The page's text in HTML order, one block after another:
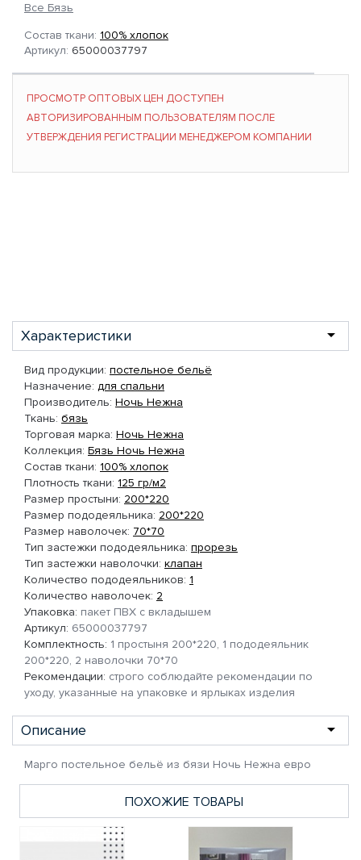
Все Бязь
Состав ткани: 100% хлопок
Артикул: 65000037797
ПРОСМОТР ОПТОВЫХ ЦЕН ДОСТУПЕН
АВТОРИЗИРОВАННЫМ ПОЛЬЗОВАТЕЛЯМ ПОСЛЕ
УТВЕРЖДЕНИЯ РЕГИСТРАЦИИ МЕНЕДЖЕРОМ КОМПАНИИ
Характеристики
Вид продукции: постельное бельё
Назначение: для спальни
Производитель: Ночь Нежна
Ткань: бязь
Торговая марка: Ночь Нежна
Коллекция: Бязь Ночь Нежна
Состав ткани: 100% хлопок
Плотность ткани: 125 гр/м2
Размер простыни: 200*220
Размер пододеяльника: 200*220
Размер наволочек: 70*70
Тип застежки пододеяльника: прорезь
Тип застежки наволочки: клапан
Количество пододеяльников: 1
Количество наволочек: 2
Упаковка: пакет ПВХ с вкладышем
Артикул: 65000037797
Комплектность: 1 простыня 200*220, 1 пододеяльник
200*220, 2 наволочки 70*70
Рекомендации: строго соблюдайте рекомендации по
уходу, указанные на упаковке и ярлыках изделия
Описание
Марго постельное бельё из бязи Ночь Нежна евро
ПОХОЖИЕ ТОВАРЫ